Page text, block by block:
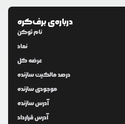
درباره‌یبرف‌کره
نام توکن
نماد
عرضه کل
درصد مالکیت سازنده
موجودی سازنده
آدرس سازنده
آدرس قرارداد